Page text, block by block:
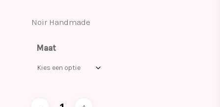
Noir Handmade
Maat